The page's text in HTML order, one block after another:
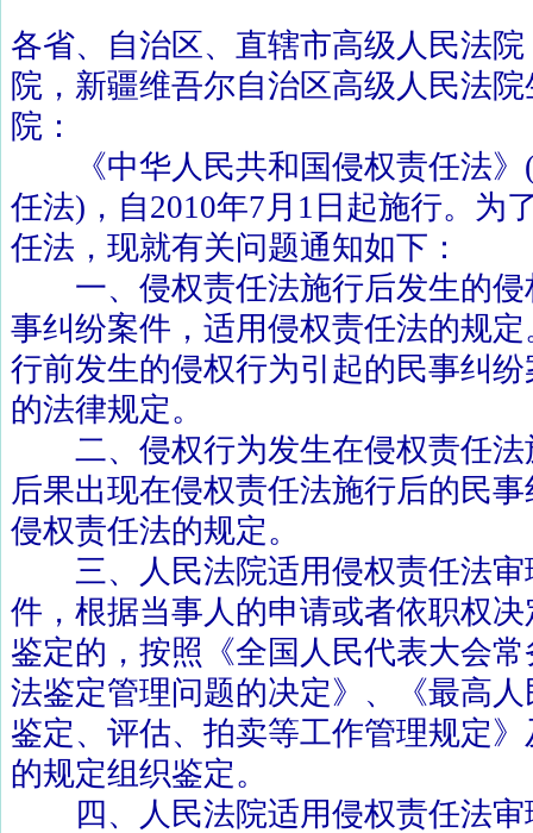
各省、自治区、直辖市高级人民法
院，新疆维吾尔自治区高级人民法
院：
《中华人民共和国侵权责任法》
任法) ，自2010年7月 1 日起施行。为
任法，现就有关问题通知如下：
一、侵权责任法施行后发生的侵
事纠纷案件，适用侵权责任法的规
行前发生的侵权行为引起的民事纠
的法律规定。
二、侵权行为发生在侵权责任法
后果出现在侵权责任法施行后的民
侵权责任法的规定。
三、人民法院适用侵权责任法审
件，根据当事人的申请或者依职权
鉴定的，按照《全国人民代表大会
法鉴定管理问题的决定》、《最高
鉴定、评估、拍卖等工作管理规定
的规定组织鉴定。
四、人民法院适用侵权责任法审